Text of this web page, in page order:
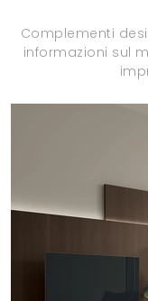
Complementi
informazioni sul